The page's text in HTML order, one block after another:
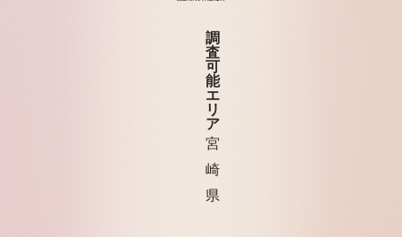
調
査
可
能
エ
リ
ア
宮
崎
県